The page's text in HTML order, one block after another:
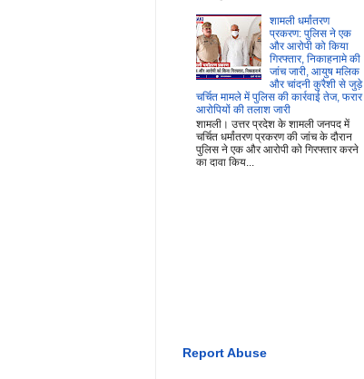
शामली धर्मांतरण
प्रकरण: पुलिस ने एक
और आरोपी को किया
गिरफ्तार, निकाहनामे की
जांच जारी, आयुष मलिक
और चांदनी कुरैशी से जुड़े
चर्चित मामले में पुलिस की कार्रवाई तेज, फरार
आरोपियों की तलाश जारी
शामली। उत्तर प्रदेश के शामली जनपद में
चर्चित धर्मांतरण प्रकरण की जांच के दौरान
पुलिस ने एक और आरोपी को गिरफ्तार करने
का दावा किय...
Report Abuse